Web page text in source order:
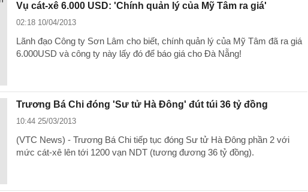
Vụ cát-xê 6.000 USD: 'Chính quản lý của Mỹ Tâm ra giá'
02:18 10/04/2013
Lãnh đạo Công ty Sơn Lâm cho biết, chính quản lý của Mỹ Tâm đã ra giá
6.000USD và công ty này lấy đó để báo giá cho Đà Nẵng!
Trương Bá Chi đóng 'Sư tử Hà Đông' đút túi 36 tỷ đồng
10:44 25/03/2013
(VTC News) - Trương Bá Chi tiếp tục đóng Sư tử Hà Đông phần 2 với
mức cát-xê lên tới 1200 vạn NDT (tương đương 36 tỷ đồng).